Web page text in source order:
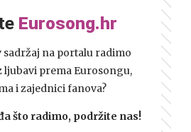
Eurosong.hr
sadržaj na portalu radimo
ljubavi prema Eurosongu,
i zajednici fanova?
što radimo, podržite nas!